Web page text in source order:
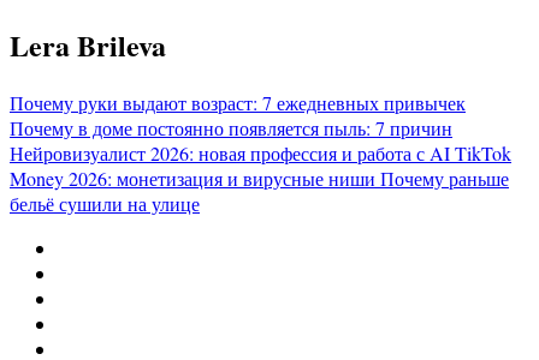
Перейти
к
Lera Brileva
Почему руки выдают возраст: 7 ежедневных привычек
Почему в доме постоянно появляется пыль: 7 причин
Нейровизуалист 2026: новая профессия и работа с AITikTok
Money 2026: монетизация и вирусные ниши Почему раньше
бельё сушили на улице